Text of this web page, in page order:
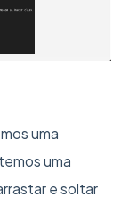
uma
uma
e soltar